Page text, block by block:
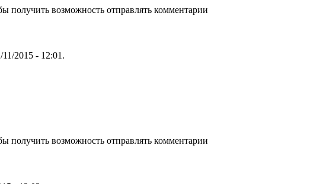
получить возможность отправлять комментарии
2015 - 12:01.
получить возможность отправлять комментарии